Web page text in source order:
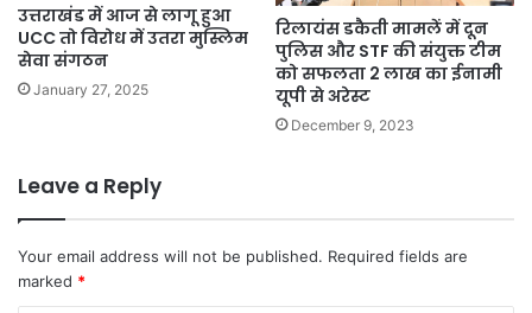
उत्तराखंड में आज से लागू हुआ
UCC तो विरोध में उतरा मुस्लिम
सेवा संगठन
January 27, 2025
रिलायंस डकैती मामलें में दून
पुलिस और STF की संयुक्त टीम
को सफलता 2 लाख का ईनामी
यूपी से अरेस्ट
December 9, 2023
Leave a Reply
Your email address will not be published. Required fields are
marked *